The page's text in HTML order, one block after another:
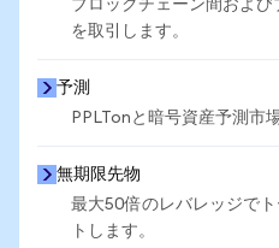
ブロックチェーン間およ
を取引します。
予測
PPLTonと暗号資産予測市
無期限先物
最大50倍のレバレッジで
トします。